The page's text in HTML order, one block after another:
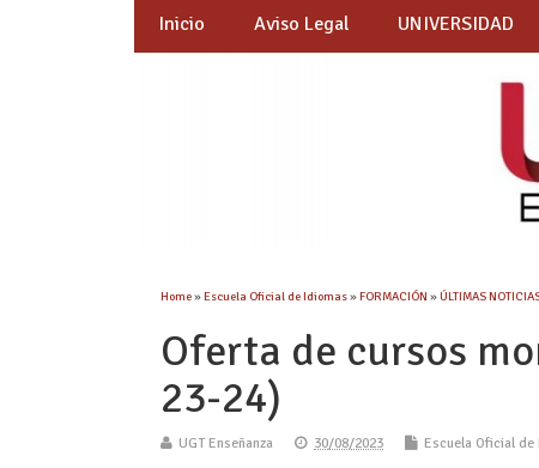
Inicio Aviso Legal UNIVERSIDAD
Home»Escuela Oficial de Idiomas»FORMACIÓN »ÚLTIMAS
Oferta de cursos
23-24)
UGT Enseñanza 30/08/2023 Escuela Oficial